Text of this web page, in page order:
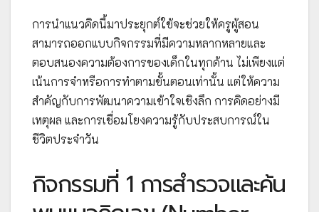
การนำแนวคิดนี้มาประยุกต์ใช้จะช่วยให้ครูผู้สอน
สามารถออกแบบกิจกรรมที่มีความหลากหลายและ
ตอบสนองความต้องการของเด็กในทุกด้าน ไม่เพียงแต่
เน้นการจำหรือการทำตามขั้นตอนเท่านั้น แต่ให้ความ
สำคัญกับการพัฒนาความเข้าใจเชิงลึก การคิดอย่างมี
เหตุผล และการเชื่อมโยงความรู้กับประสบการณ์ใน
ชีวิตประจำวัน
กิจกรรมที่ 1 การสำรวจและค้น